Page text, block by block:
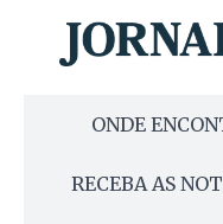
ONDE
RECEBA AS